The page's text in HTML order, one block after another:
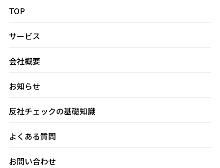
TOP
サービス
会社概要
お知らせ
反社チェックの基礎知識
よくある質問
お問い合わせ